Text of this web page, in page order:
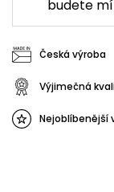
budete
Česká výroba
Výjimečná
Nejoblíbenější